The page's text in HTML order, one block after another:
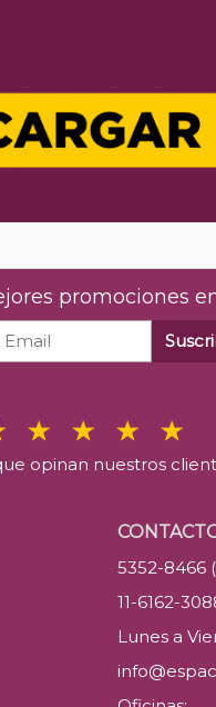
promociones
opinan nuestros
5352-8466
11-6162-
Lunes a